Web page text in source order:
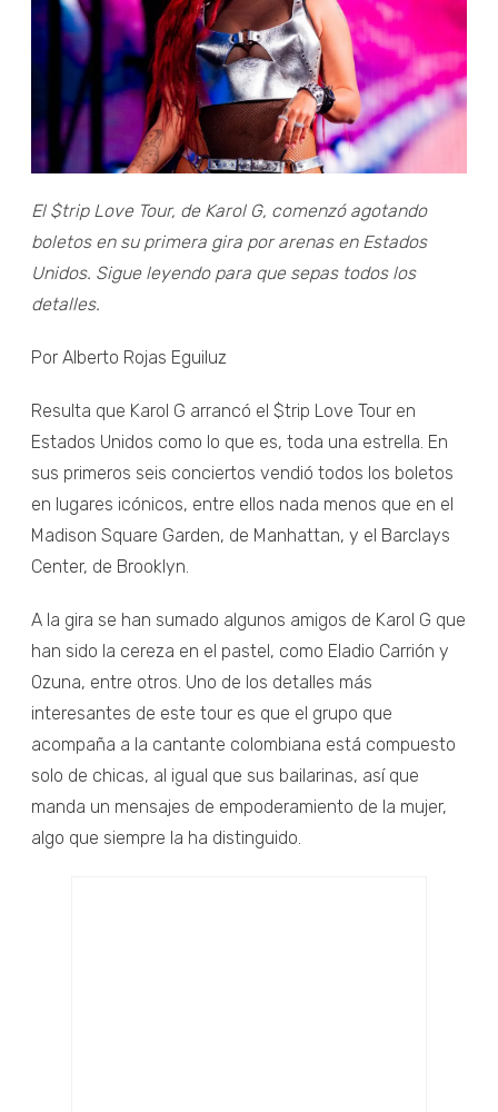
El $trip Love Tour, de Karol G, comenzó agotando
boletos en su primera gira por arenas en Estados
Unidos. Sigue leyendo para que sepas todos los
detalles.
Por Alberto Rojas Eguiluz
Resulta que Karol G arrancó el $trip Love Tour en
Estados Unidos como lo que es, toda una estrella. En
sus primeros seis conciertos vendió todos los boletos
en lugares icónicos, entre ellos nada menos que en el
Madison Square Garden, de Manhattan, y el Barclays
Center, de Brooklyn.
A la gira se han sumado algunos amigos de Karol G que
han sido la cereza en el pastel, como Eladio Carrión y
Ozuna, entre otros. Uno de los detalles más
interesantes de este tour es que el grupo que
acompaña a la cantante colombiana está compuesto
solo de chicas, al igual que sus bailarinas, así que
manda un mensajes de empoderamiento de la mujer,
algo que siempre la ha distinguido.